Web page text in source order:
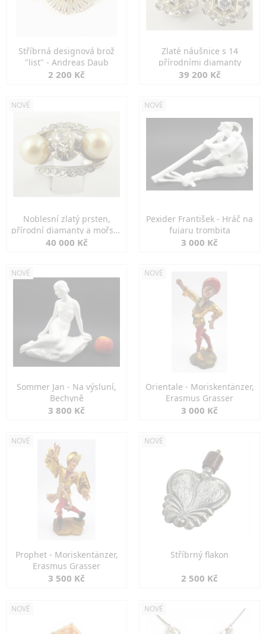
Stříbrná designová brož
"list" - Andreas Daub
2 200 Kč
Zlaté náušnice s 14
přírodními diamanty
39 200 Kč
NOVÉ
Noblesní zlatý prsten,
přírodní diamanty a mořské
perly
40 000 Kč
NOVÉ
Pexider František - Hráč na
fujaru trombita
3 000 Kč
NOVÉ
Sommer Jan - Na výsluní,
Bechyně
3 800 Kč
NOVÉ
Orientale - Moriskentänzer,
Erasmus Grasser
3 000 Kč
NOVÉ
Prophet - Moriskentänzer,
Erasmus Grasser
3 500 Kč
NOVÉ
Stříbrný flakon
2 500 Kč
NOVÉ NOVÉ